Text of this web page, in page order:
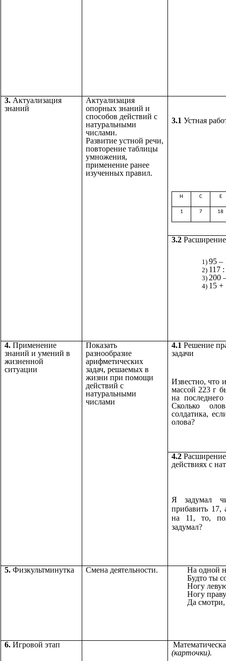
3. Актуализация
знаний
Актуализация
опорных знаний и
способов действий с
натуральными
числами.
Развитие устной речи,
повторение таблицы
умножения,
применение ранее
изученных правил.
3.1 Устная
Н С Е
1 7 18
3.2
95 –
117
200
15 +
4. Применение
знаний и умений в
жизненной
ситуации
Показать
разнообразие
арифметических
задач, решаемых в
жизни при помощи
действий с
натуральными
числами
4.1 Решение
задачи
Известно, что
массой 223 г
на
Сколько
солдатика,
олова?
4.2
действиях с
Я задумал
прибавить 17,
на 11, то,
задумал?
5. Физкультминутка Смена деятельности.
На одной
Будто ты
Ногу
Ногу
Да
6. Игровой этап
(карточки).